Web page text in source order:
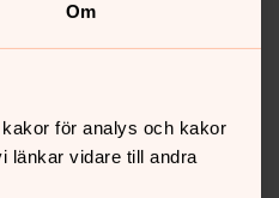
Om
för analys och kakor
länkar vidare till andra